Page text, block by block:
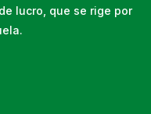
lucro, que se rige por